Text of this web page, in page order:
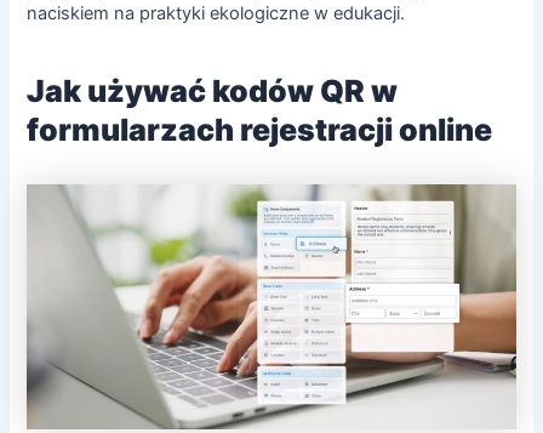
naciskiem na praktyki ekologiczne wedukacji.
Jak używać kodów QR w
formularzach rejestracji online